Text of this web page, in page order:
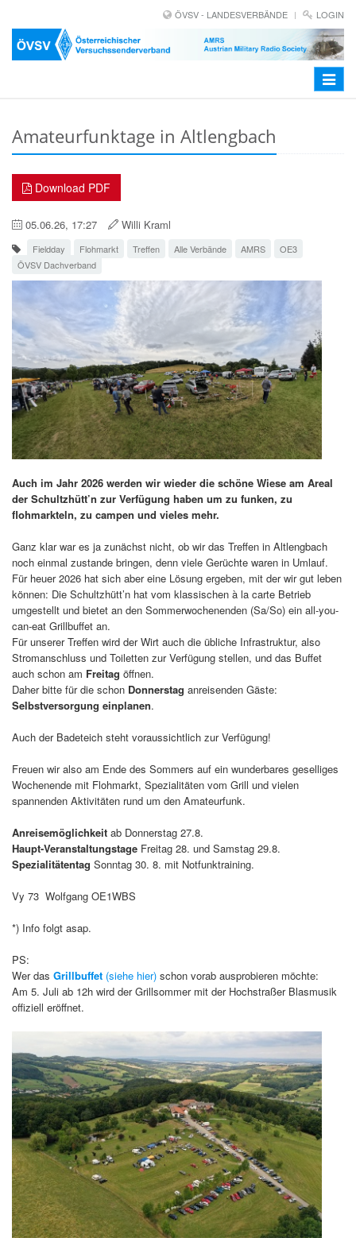
ÖVSV - LANDESVERBÄNDE LOGIN
Toggle
Amateurfunktage in Altlengbach
Download PDF
05.06.26, 17:27 Willi Kraml
Fieldday Flohmarkt Treffen Alle Verbände AMRS
OE3
ÖVSV Dachverband
Auch im Jahr 2026 werden wir wieder die schöne Wiese am Areal
der Schultzhütt’n zur Verfügung haben um zu funken, zu
flohmarkteln, zu campen und vieles mehr.
Ganz klar war es ja zunächst nicht, ob wir das Treffen in Altlengbach
noch einmal zustande bringen, denn viele Gerüchte waren in Umlauf.
Für heuer 2026 hat sich aber eine Lösung ergeben, mit der wir gut leben
können: Die Schultzhütt’n hat vom klassischen à la carte Betrieb
umgestellt und bietet an den Sommerwochenenden (Sa/So) ein all-you-
can-eat Grillbuffet an.
Für unserer Treffen wird der Wirt auch die übliche Infrastruktur, also
Stromanschluss und Toiletten zur Verfügung stellen, und das Buffet
auch schon am Freitag öffnen.
Daher bitte für die schon Donnerstag anreisenden Gäste:
Selbstversorgung einplanen.
Auch der Badeteich steht voraussichtlich zur Verfügung!
Freuen wir also am Ende des Sommers auf ein wunderbares geselliges
Wochenende mit Flohmarkt, Spezialitäten vom Grill und vielen
spannenden Aktivitäten rund um den Amateurfunk.
Anreisemöglichkeit ab Donnerstag 27.8.
Haupt-Veranstaltungstage Freitag 28. und Samstag 29.8.
Spezialitätentag Sonntag 30. 8. mit Notfunktraining.
Vy 73 Wolfgang OE1WBS
*) Info folgt asap.
PS:
Wer das Grillbuffet (siehe hier) schon vorab ausprobieren möchte:
Am 5. Juli ab 12h wird der Grillsommer mit der Hochstraßer Blasmusik
offiziell eröffnet.